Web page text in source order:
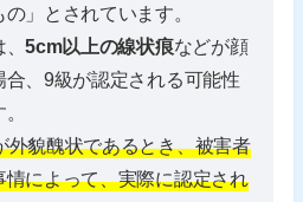
」とされています。
、5cm以上の線状痕などが顔
合、9級が認定される可能性
外貌醜状であるとき、被害者
情によって、実際に認定され